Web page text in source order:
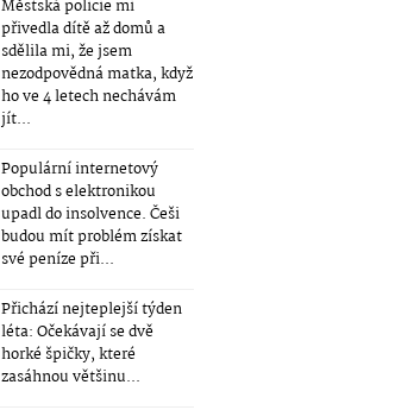
Městská policie mi
přivedla dítě až domů a
sdělila mi, že jsem
nezodpovědná matka, když
ho ve 4 letech nechávám
jít...
Populární internetový
obchod s elektronikou
upadl do insolvence. Češi
budou mít problém získat
své peníze při...
Přichází nejteplejší týden
léta: Očekávají se dvě
horké špičky, které
zasáhnou většinu...